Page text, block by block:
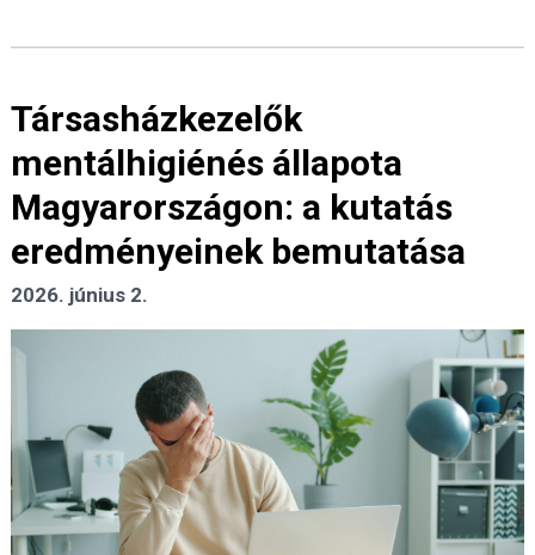
Társasházkezelők
mentálhigiénés állapota
Magyarországon: a kutatás
eredményeinek bemutatása
2026. június 2.